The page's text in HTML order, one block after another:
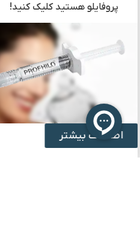
فهرست محتوا
نویسنده :paeezanco
پروفایلو هستید کلیک کنید!
اطلاعات بیشتر